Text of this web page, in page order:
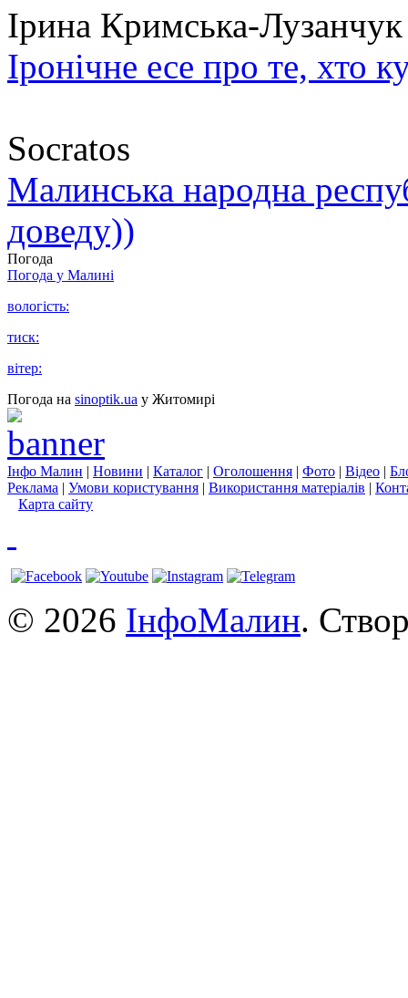
Ірина Кримська-Лузанчук
Іронічне есе про те, хто
Socratos
Малинська народна
доведу))
Погода
Погода у Малині
вологість:
тиск:
вітер:
Погода на sinoptik.ua у Житомирі
Інфо Малин | Новини | Каталог | Оголошення | Фото | Відео |
Реклама | Умови користування | Використання матеріалів |
Карта сайту
© 2026 ІнфоМалин.